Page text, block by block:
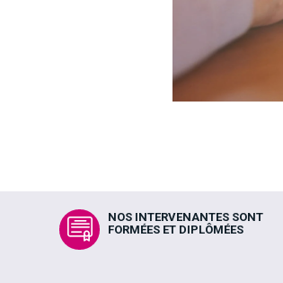
NOS INTERVENANTES SONT
FORMÉES ET DIPLÔMÉES